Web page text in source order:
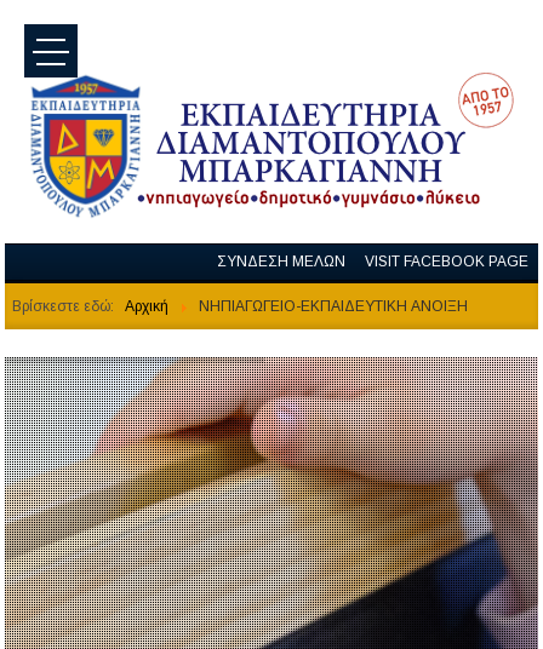
ΣΥΝΔΕΣΗ ΜΕΛΩΝ VISIT FACEBOOK PAGE
Βρίσκεστε εδώ: Αρχική ΝΗΠΙΑΓΩΓΕΙΟ-ΕΚΠΑΙΔΕΥΤΙΚΗ ΑΝΟΙΞΗ